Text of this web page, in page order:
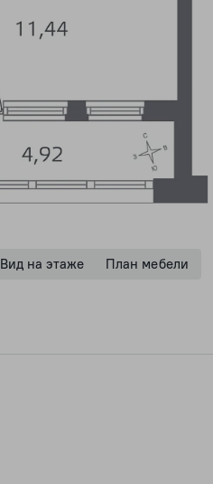
Вид на этаже План мебели